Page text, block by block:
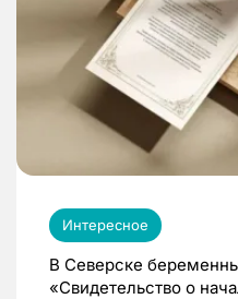
Интересное
В Северске
«Свидетельство о